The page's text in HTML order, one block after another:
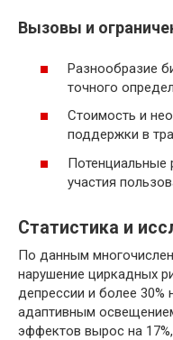
Вызовы и
Разнообразие
точного
Стоимость и
поддержки в
Потенциальные
участия
Статистика и
По данным
нарушение циркадных
депрессии и более 30%
адаптивным
эффектов вырос на